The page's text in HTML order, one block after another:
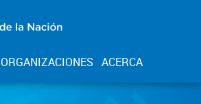
ORGANIZACIONES ACERCA